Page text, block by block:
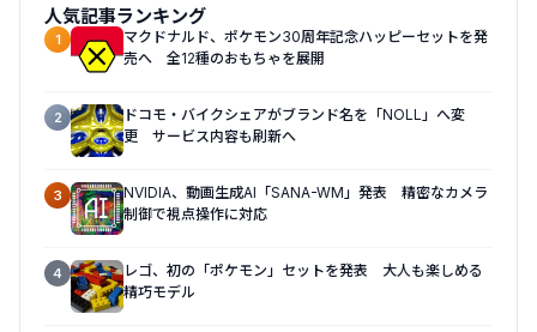
人気記事ランキング
1
マクドナルド、ポケモン30周年記念ハッピーセットを発
売へ 全12種のおもちゃを展開
2
ドコモ・バイクシェアがブランド名を「NOLL」へ変
更 サービス内容も刷新へ
3
NVIDIA、動画生成AI「SANA-WM」発表 精密なカメラ
制御で視点操作に対応
4
レゴ、初の「ポケモン」セットを発表 大人も楽しめる
精巧モデル